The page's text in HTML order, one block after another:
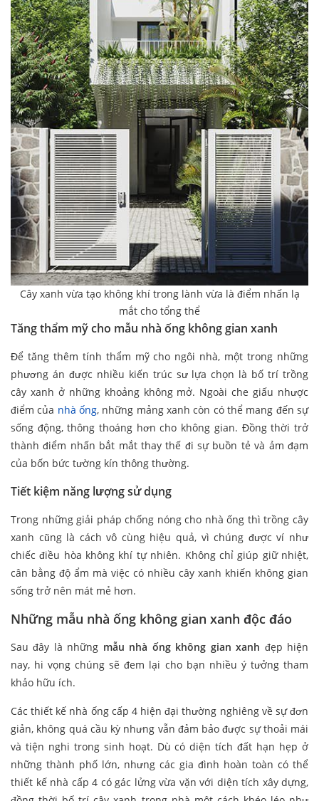
Cây xanh vừa tạo không khí trong lành vừa là điểm nhấn lạ
mắt cho tổng thể
Tăng thẩm mỹ cho mẫu nhà ống không gian xanh
Để tăng thêm tính thẩm mỹ cho ngôi nhà, một trong những
phương án được nhiều kiến trúc sư lựa chọn là bố trí trồng
cây xanh ở những khoảng không mở. Ngoài che giấu nhược
điểm của nhà ống, những mảng xanh còn có thể mang đến sự
sống động, thông thoáng hơn cho không gian. Đồng thời trở
thành điểm nhấn bắt mắt thay thế đi sự buồn tẻ và ảm đạm
của bốn bức tường kín thông thường.
Tiết kiệm năng lượng sử dụng
Trong những giải pháp chống nóng cho nhà ống thì trồng cây
xanh cũng là cách vô cùng hiệu quả, vì chúng được ví như
chiếc điều hòa không khí tự nhiên. Không chỉ giúp giữ nhiệt,
cân bằng độ ẩm mà việc có nhiều cây xanh khiến không gian
sống trở nên mát mẻ hơn.
Những mẫu nhà ống không gian xanh độc đáo
Sau đây là những mẫu nhà ống không gian xanh đẹp hiện
nay, hi vọng chúng sẽ đem lại cho bạn nhiều ý tưởng tham
khảo hữu ích.
Các thiết kế nhà ống cấp 4 hiện đại thường nghiêng về sự đơn
giản, không quá cầu kỳ nhưng vẫn đảm bảo được sự thoải mái
và tiện nghi trong sinh hoạt. Dù có diện tích đất hạn hẹp ở
những thành phố lớn, nhưng các gia đình hoàn toàn có thể
thiết kế nhà cấp 4 có gác lửng vừa vặn với diện tích xây dựng,